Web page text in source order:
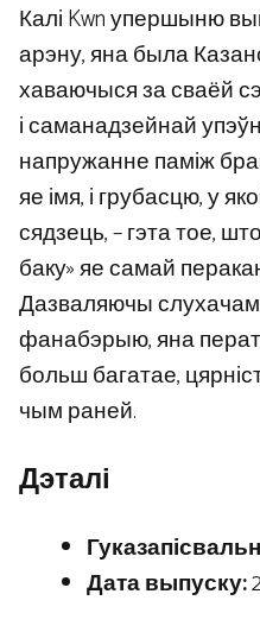
Калі Kwn упершыню
арэну, яна была
хаваючыся за сваёй
і саманадзейнай
напружанне паміж
яе імя, і грубасцю, у
сядзець, – гэта тое,
баку» яе самай
Дазваляючы слухачам
фанабэрыю, яна
больш багатае,
чым раней.
Дэталі
Дата выпуску: